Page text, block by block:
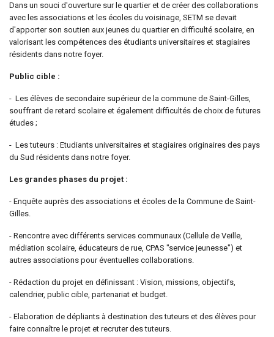
Dans un souci d'ouverture sur le quartier et de créer des collaborations
avec les associations et les écoles du voisinage, SETM se devait
d'apporter son soutien aux jeunes du quartier en difficulté scolaire, en
valorisant les compétences des étudiants universitaires et stagiaires
résidents dans notre foyer.
Public cible :
- Les élèves de secondaire supérieur de la commune de Saint-Gilles,
souffrant de retard scolaire et également difficultés de choix de futures
études ;
- Les tuteurs : Etudiants universitaires et stagiaires originaires des pays
du Sud résidents dans notre foyer.
Les grandes phases du projet :
- Enquête auprès des associations et écoles de la Commune de Saint-
Gilles.
- Rencontre avec différents services communaux (Cellule de Veille,
médiation scolaire, éducateurs de rue, CPAS "service jeunesse") et
autres associations pour éventuelles collaborations.
- Rédaction du projet en définissant : Vision, missions, objectifs,
calendrier, public cible, partenariat et budget.
- Elaboration de dépliants à destination des tuteurs et des élèves pour
faire connaître le projet et recruter des tuteurs.